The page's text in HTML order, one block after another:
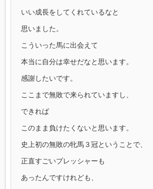
いい成長をしてくれているなと
思いました。
こういった馬に出会えて
本当に自分は幸せだなと思います。
感謝したいです。
ここまで無敗で来られていますし、
できれば
このまま負けたくないと思います。
史上初の無敗の牝馬３冠ということで、
正直すごいプレッシャーも
あったんですけれども、